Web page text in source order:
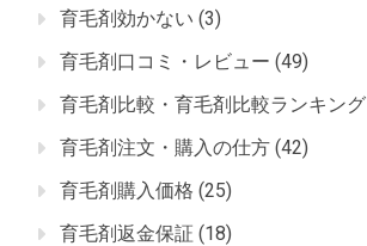
育毛剤効かない (3)
育毛剤口コミ・レビュー (49)
育毛剤比較・育毛剤比較ランキング
育毛剤注文・購入の仕方 (42)
育毛剤購入価格 (25)
育毛剤返金保証 (18)